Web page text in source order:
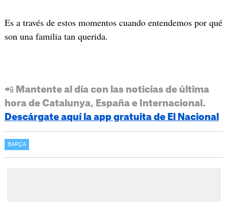
Es a través de estos momentos cuando entendemos por qué
son una familia tan querida.
📲 Mantente al día con las noticias de última
hora de Catalunya, España e Internacional.
Descárgate aquí la app gratuita de El Nacional
BARÇA